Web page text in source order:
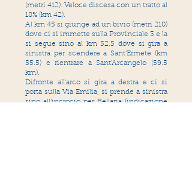
(metri 412). Veloce discesa con un tratto al
18% (km 42).
Al km 45 si giunge ad un bivio (metri 210)
dove ci si immette sulla Provinciale 3 e la
si segue sino al km 52.5 dove si gira a
sinistra per scendere a Sant'Ermete (km
55.5) e rientrare a Sant'Arcangelo (59.5
km).
Difronte all'arco si gira a destra e ci si
porta sulla Via Emilia, si prende a sinistra
sino all'incrocio per Bellaria (indicazione